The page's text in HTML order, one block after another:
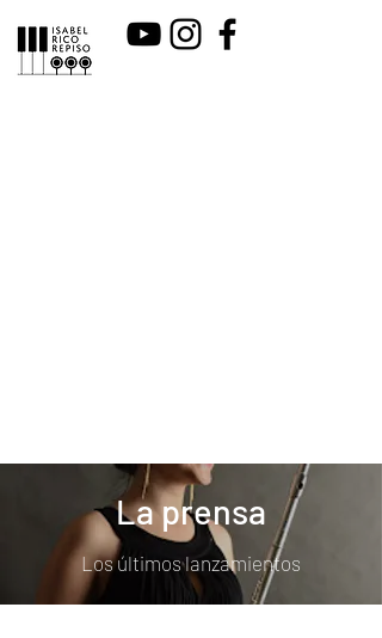
La prensa
Los últimos lanzamientos